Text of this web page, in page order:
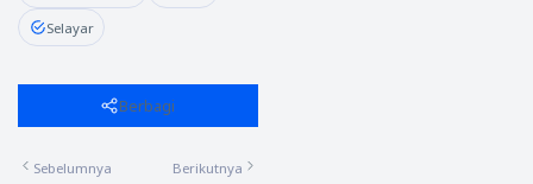
Selayar
Berbagi
Sebelumnya Berikutnya